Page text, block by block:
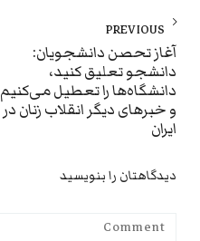
راهبری
نوشته
PREVIOUS
Previous
post:
آغاز تحصن دانشجویان:
دانشجو تعلیق کنید،
دانشگاه‌ها را تعطیل می‌کنیم
و خبرهای دیگر انقلاب زنان در
ایران
دیدگاهتان را بنویسید